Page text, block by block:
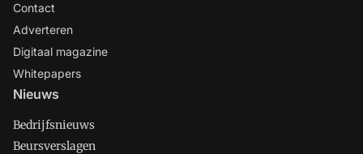
Contact
Adverteren
Digitaal magazine
Whitepapers
Nieuws
Bedrijfsnieuws
Beursverslagen